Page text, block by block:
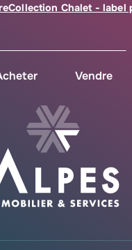
Collection Chalet - label
Vendre